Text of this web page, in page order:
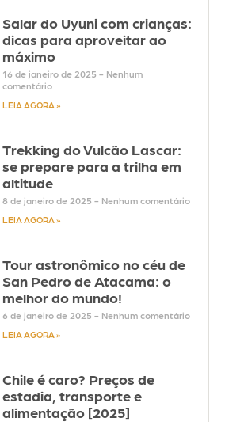
Salar do Uyuni com crianças:
dicas para aproveitar ao
máximo
16 de janeiro de 2025
Nenhum
comentário
LEIA AGORA »
Trekking do Vulcão Lascar:
se prepare para a trilha em
altitude
8 de janeiro de 2025 Nenhum comentário
LEIA AGORA »
Tour astronômico no céu de
San Pedro de Atacama: o
melhor do mundo!
6 de janeiro de 2025 Nenhum comentário
LEIA AGORA »
Chile é caro? Preços de
estadia, transporte e
alimentação [2025]